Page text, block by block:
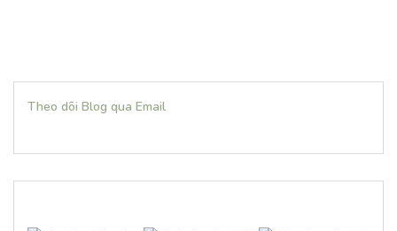
Theo dõi Blog qua Email